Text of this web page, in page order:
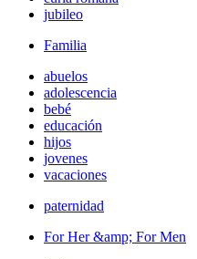
jubileo
Familia
abuelos
adolescencia
bebé
educación
hijos
jovenes
vacaciones
paternidad
For Her &amp; For Men